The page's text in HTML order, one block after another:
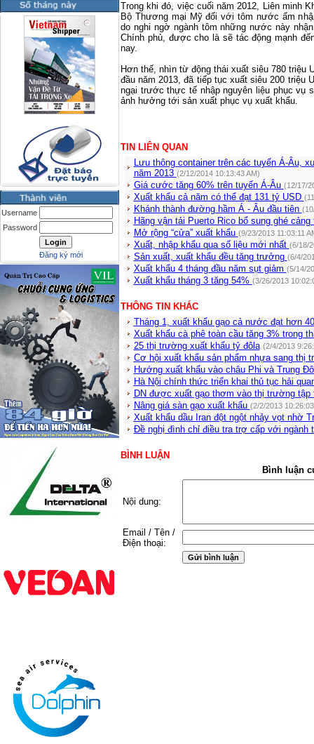
Username
Password
Đăng ký mới
Trong khi đó, việc cuối năm 2012, Liên minh
Bộ Thương mại Mỹ đối với tôm nước ấm
do nghi ngờ ngành tôm những nước này
Chính phủ, được cho là sẽ tác động mạnh
nay.
Hơn thế, nhìn từ động thái xuất siêu 780 triệu
đầu năm 2013, đã tiếp tục xuất siêu 200 triệu
ngại trước thực tế nhập nguyên liệu phục vụ
ảnh hưởng tới sản xuất phục vụ xuất khẩu.
TIN LIÊN QUAN
Lưu thông container trên các tuyến Á-Âu,
năm 2013 (2/12/2014 10:13:43 AM)
Giá cước tăng 60% trên tuyến Á-Âu (12/17/
Xuất khẩu cả năm có thể đạt 131 tỷ USD
Khánh thành đường hầm Á - Âu đầu tiên
Hãng vận tải Puerto Rico bổ sung ghé
Mở rộng “cửa” xuất khẩu (9/23/2013 11:03:11
Xuất, nhập khẩu qua số liệu mới nhất (6/18/
Sản xuất, xuất khẩu đều tăng trưởng (6/4/
Xuất khẩu 4 tháng đầu năm sụt giảm (5/14/
Xuất khẩu tháng 3 tăng 54% (3/26/2013
THÔNG TIN KHÁC
Tháng 1, xuất khẩu gạo cả nước đạt hơn
Xuất khẩu cà phê toàn cầu tăng 3% trong
25 thị trường xuất khẩu tỷ đôla (2/4/2013
Cơ hội xuất khẩu sản phẩm nhựa sang thị
Hướng xuất khẩu vào châu Phi và Trung
Hà Nội chính thức triển khai thủ tục hải
DN được xuất gạo thơm vào thị trường tập
Nâng giá sàn gạo xuất khẩu (2/2/2013
Xuất khẩu dầu Iran đột ngột nhảy vọt nhờ
Đề nghị đình chỉ điều tra trợ cấp với ngành
BÌNH LUẬN
Bình luận
Nội dung:
Email / Tên /
Điện thoại: